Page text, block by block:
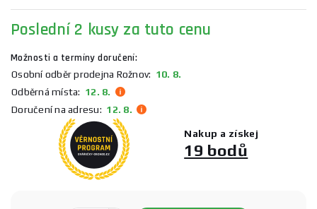
Poslední 2 kusy za tuto cenu
Možnosti a termíny doručení:
Osobní odběr prodejna Rožnov: 10. 8.
Odběrná místa: 12. 8.
Doručení na adresu: 12. 8.
Nakup a získej
19 bodů